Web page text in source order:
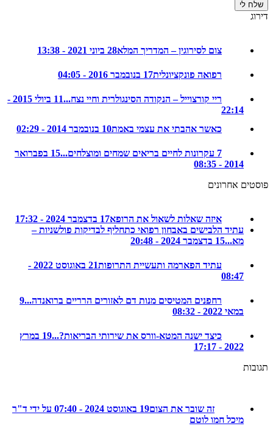
צום לסירוגין – המדריך המלא 28 ביוני 2021 - 13:38
רפואה פונקציונלית17 בנובמבר 2016 - 04:05
ריי קורצוייל – הנקודה הסינגולרית וחיי נצח...
11 ביולי 2015 -
כאשר אהבתי את עצמי באמת 10 בנובמבר 2014 - 02:29
15 בפברואר
אחרונים
איזה שאלות לשאול את הרופא17 בדצמבר 2024 - 17:32
עתיד הלבישים באבחון רפואי כתחליף לבדיקות פולשניות –
15 בדצמבר 2024 - 20:48
עתיד הפארמה ותעשיית התרופות
21 באוגוסט 2022 -
רחפנים המטיסים מנות דם לאזורים הרריים ברואנדה...9
כיצד ישנה המטא-וורס את שירותי הבריאות?...
19 במרץ
זה שובר את הצום
19 באוגוסט 2024 - 07:40 על ידי ד"ר
מיכל חמו לוטם